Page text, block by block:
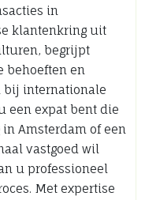
in
klantenkring uit
begrijpt
behoeften en
bij internationale
een expat bent die
Amsterdam of een
vastgoed wil
u professioneel
Met expertise